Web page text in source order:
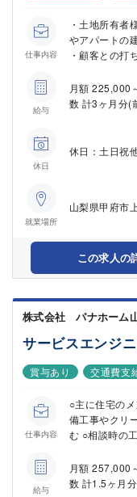
仕事内容
・土地所有者
やアパートの
・顧客との打
給与
月額
数 計3ヶ月分(
休日
休日：土日祝
就業場所
山梨県甲府市
この求人の
株式会社 パナホーム
サービスエンジ
賞与あり
交通費支
仕事内容
○主に住宅の
備工事やクリ
む ○相談時の
給与
月額
数 計1.5ヶ月